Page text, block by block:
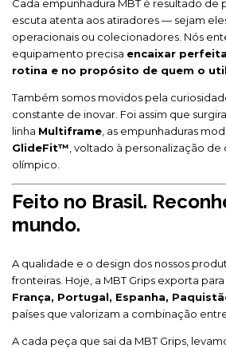
Cada empunhadura MBT é resultado de
escuta atenta aos atiradores — sejam
operacionais ou colecionadores. Nós
equipamento precisa encaixar
rotina e no propósito de quem o
Também somos movidos pela
constante de inovar. Foi assim que
linha Multiframe , as empunhaduras
GlideFit™ , voltado à personalização
olímpico.
Feito no Brasil.
mundo.
A qualidade e o design dos nossos
fronteiras. Hoje, a MBT Grips exporta para
França, Portugal, Espanha,
países que valorizam a combinação
A cada peça que sai da MBT Grips,